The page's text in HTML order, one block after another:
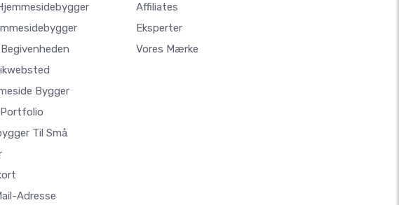
Bygger
Til Små
Adresse
Affiliates
Eksperter
Vores Mærke